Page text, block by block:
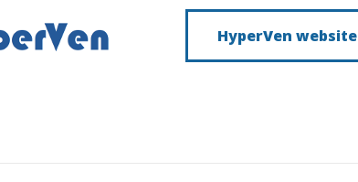
HyperVen website